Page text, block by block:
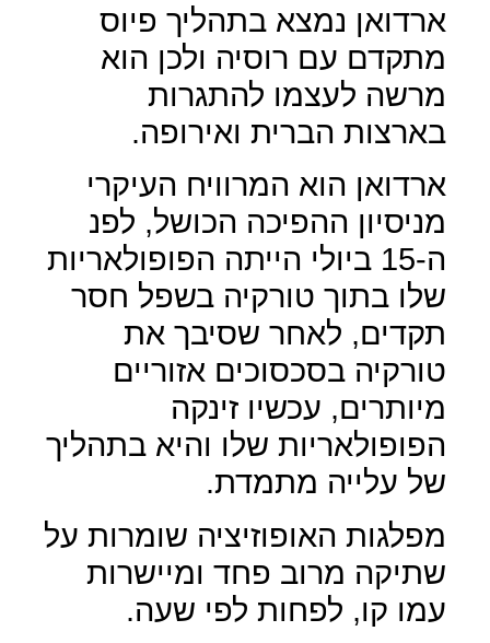
ארדואן נמצא בתהליך פיוס
מתקדם עם רוסיה ולכן הוא
מרשה לעצמו להתגרות
בארצות הברית ואירופה.
ארדואן הוא המרוויח העיקרי
מניסיון ההפיכה הכושל, לפנ
ה-15 ביולי הייתה הפופולאריות
שלו בתוך טורקיה בשפל חסר
תקדים, לאחר שסיבך את
טורקיה בסכסוכים אזוריים
מיותרים, עכשיו זינקה
הפופולאריות שלו והיא בתהליך
של עלייה מתמדת.
מפלגות האופוזיציה שומרות על
שתיקה מרוב פחד ומיישרות
עמו קו, לפחות לפי שעה.